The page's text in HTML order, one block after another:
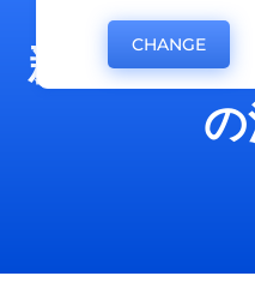
新しいカ
CHANGE